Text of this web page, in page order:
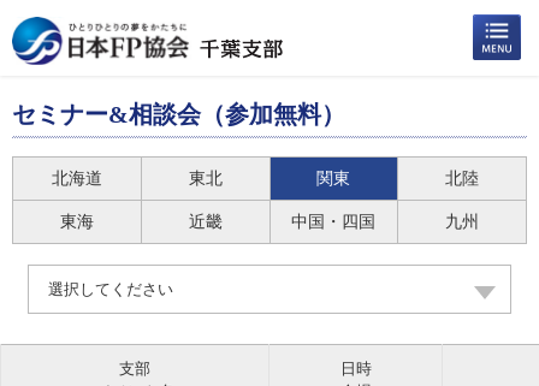
セミナー&相談会（参加無料）
北海道 東北 関東 北陸
東海 近畿 中国・四国 九州
選択してください
支部
日時